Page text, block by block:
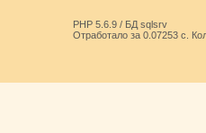
PHP 5.6.9 / БД sqlsrv
Отработало за 0.07253 с.